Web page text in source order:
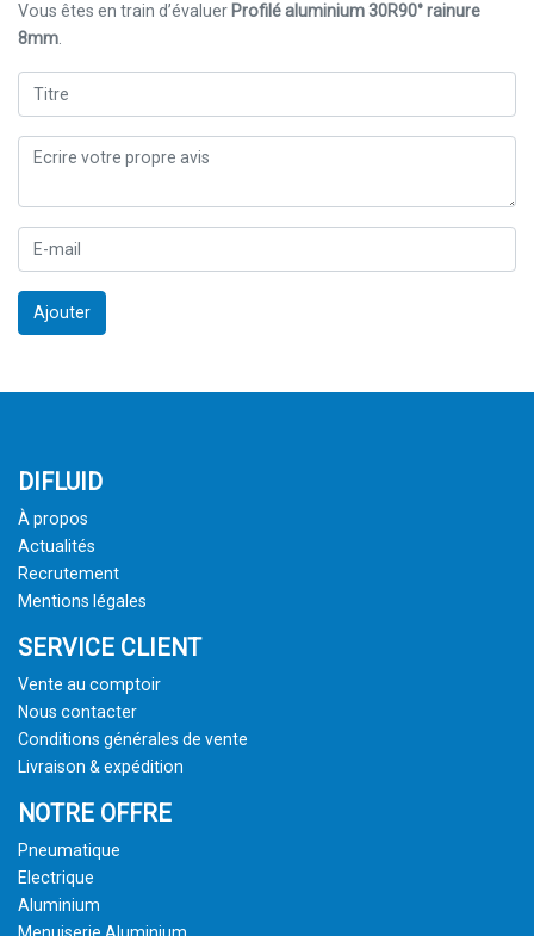
Vous êtes en train d’évaluer Profilé aluminium 30R90° rainure
8mm.
Ajouter
DIFLUID
À propos
Actualités
Recrutement
Mentions légales
SERVICE CLIENT
Vente au comptoir
Nous contacter
Conditions générales de vente
Livraison & expédition
NOTRE OFFRE
Pneumatique
Electrique
Aluminium